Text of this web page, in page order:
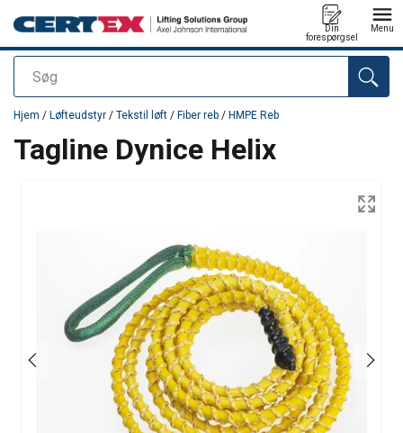
Søg
Din
forespørgsel
Menu
Produktet blev tilføjet til din forespørgsel
Hjem / Løfteudstyr / Tekstil løft / Fiber reb / HMPE Reb
Tagline Dynice Helix